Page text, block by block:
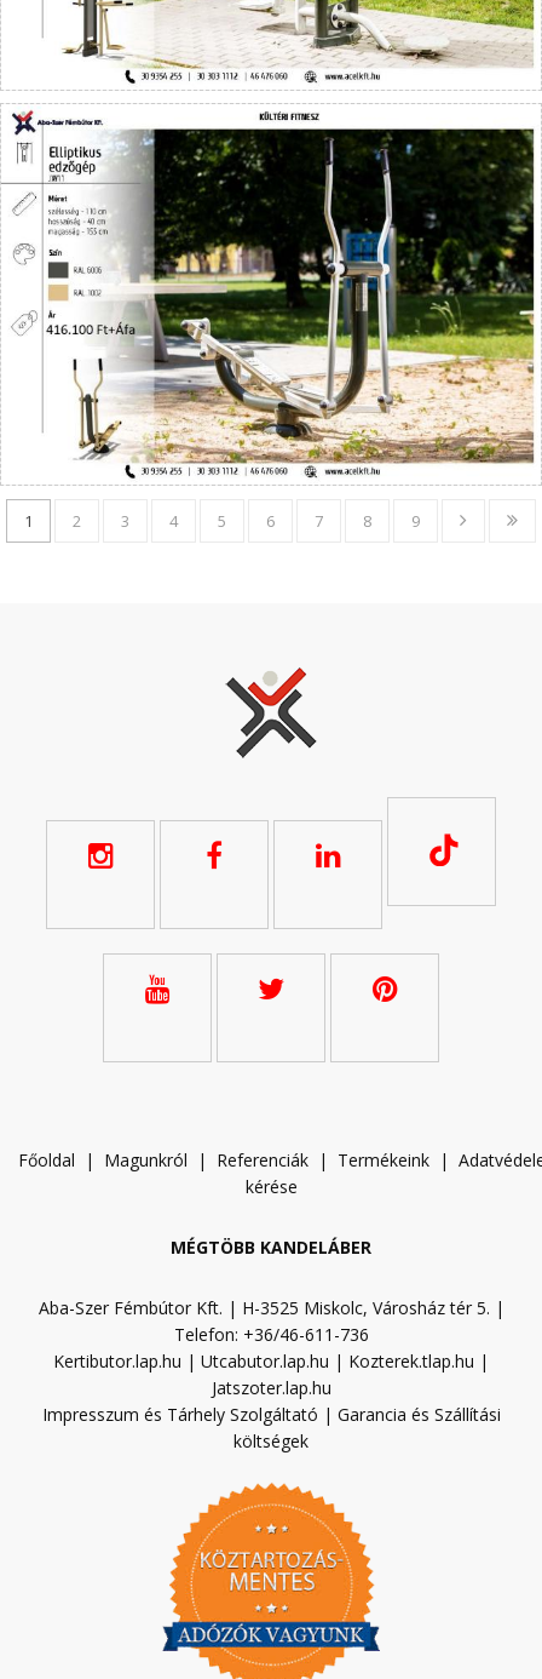
1 2 3 4 5 6 7 8 9
Főoldal | Magunkról | Referenciák | Termékeink | A
kérése
MÉGTÖBB KANDELÁBER
Aba-Szer Fémbútor Kft. | H-3525 Miskolc, Városház tér 5. |
Telefon: +36/46-611-736
Kertibutor.lap.hu | Utcabutor.lap.hu | Kozterek.tlap.hu |
Jatszoter.lap.hu
Impresszum és Tárhely Szolgáltató | Garancia és Szállítási
költségek